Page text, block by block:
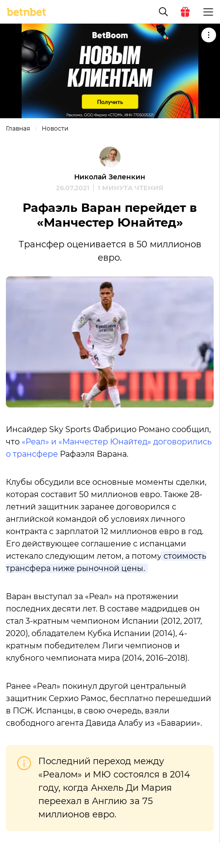
Главная Новости
Николай Зеленкин
26.07.2021 1 МИНУТА ЧТЕНИЯ
Рафаэль Варан перейдет в
«Манчестер Юнайтед»
Трансфер оценивается в 50 миллионов
евро.
Инсайдер Sky Sports Фабрицио Романо сообщил,
что «Реал» и «Манчестер Юнайтед» договорились
о трансфере Рафаэля Варана.
Клубы обсудили все основные моменты сделки,
которая составит 50 миллионов евро. Также 28-
летний защитник заранее договорился с
английской командой об условиях личного
контракта с зарплатой 12 миллионов евро в год.
Его действующее соглашение с испанцами
истекало следующим летом, а потому стоимость
трансфера ниже рыночной цены.
Варан выступал за «Реал» на протяжении
последних десяти лет. В составе мадридцев он
стал 3-кратным чемпионом Испании (2012, 2017,
2020), обладателем Кубка Испании (2014), 4-
кратным победителем Лиги чемпионов и
клубного чемпионата мира (2014, 2016–2018).
Ранее «Реал» покинул другой центральный
защитник Серхио Рамос, бесплатно перешедший
в ПСЖ. Испанцы, в свою очередь, взяли
свободного агента Давида Алабу из «Баварии».
Последний переход между
«Реалом» и МЮ состоялся в 2014
году, когда Анхель Ди Мария
переехал в Англию за 75
миллионов евро.